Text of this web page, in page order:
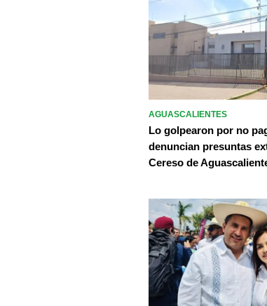
AGUASCALIENTES
Lo golpearon por no
denuncian presuntas
Cereso de